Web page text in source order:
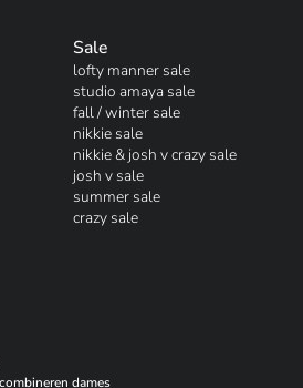
Sale
lofty manner sale
studio amaya sale
fall / winter sale
nikkie sale
nikkie & josh v crazy sale
josh v sale
summer sale
crazy sale
dames